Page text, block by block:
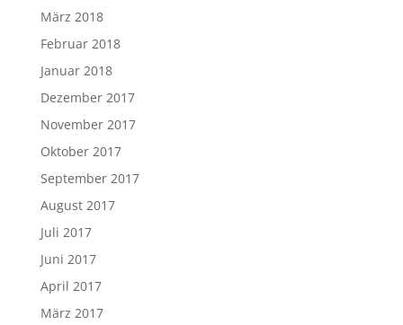
August 2017
Juli 2017
Juni 2017
April 2017
März 2017
Februar 2017
Januar 2017
Dezember 2016
November 2016
Oktober 2016
September 2016
August 2016